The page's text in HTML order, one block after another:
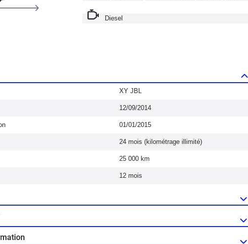
Diesel
XY JBL
12/09/2014
01/01/2015
24 mois (kilométrage illimité)
25 000 km
12 mois